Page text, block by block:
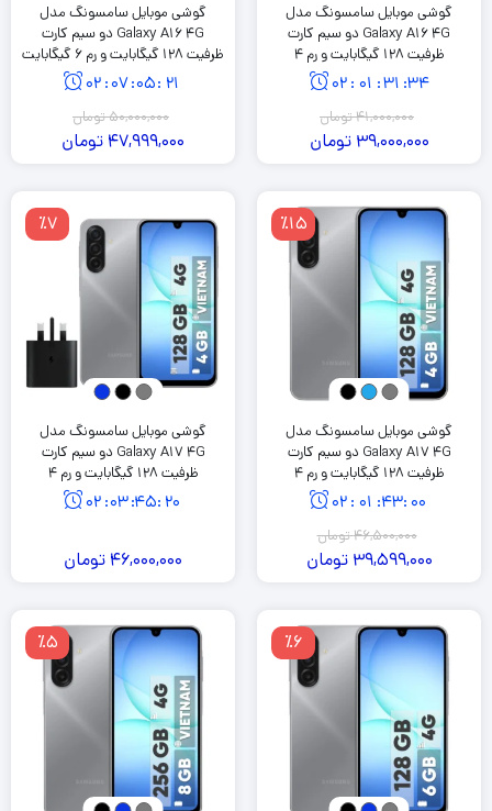
گوشی موبایل سامسونگ مدل
Galaxy A16 4G دو سیم کارت
ظرفیت 128 گیگابایت و رم 4
گیگابایت
33
:
31
:
01
:
02
41,000,000تومان
39,000,000 تومان
گوشی موبایل سامسونگ مدل
Galaxy A16 4G دو سیم کارت
ظرفیت 128 گیگابایت و رم 6 گیگابایت
20
:
05
:
07
:
02
50,000,000تومان
47,999,000 تومان
٪15
گوشی موبایل سامسونگ مدل
Galaxy A17 4G دو سیم کارت
ظرفیت 128 گیگابایت و رم 4
گیگابایت
59
:
42
:
01
:
02
46,500,000تومان
39,599,000 تومان
٪7
گوشی موبایل سامسونگ مدل
Galaxy A17 4G دو سیم کارت
ظرفیت 128 گیگابایت و رم 4
سامسونگ
19
:
45
:
03
:
02
46,000,000 تومان
٪6 ٪5